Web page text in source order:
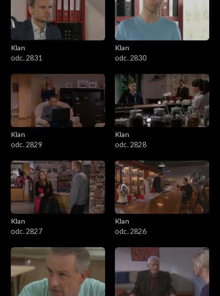
Klan
odc. 2831
Klan
odc. 2830
Klan
odc. 2829
Klan
odc. 2828
Klan
odc. 2827
Klan
odc. 2826